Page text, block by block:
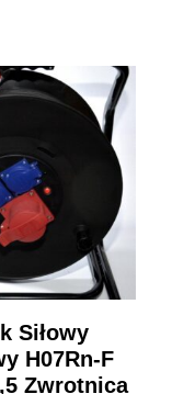
Siłowy
H07Rn-F
Zwrotnica